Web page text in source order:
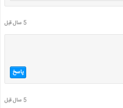
5 سال قبل
پاسخ
5 سال قبل